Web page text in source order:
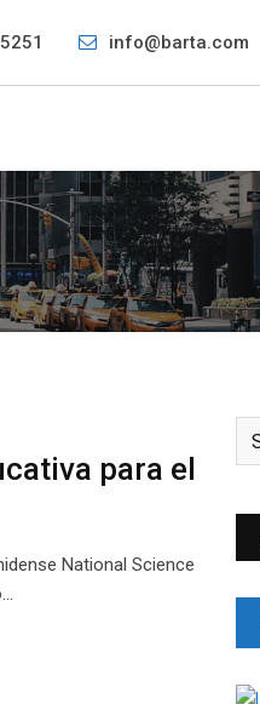
info@barta.com
para el
National Science